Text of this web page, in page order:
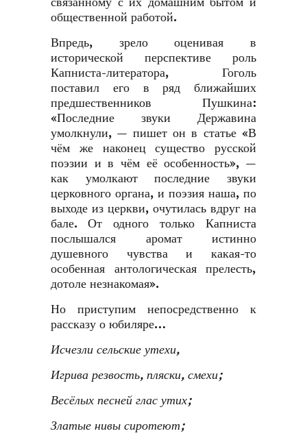
общественной работой.
Впредь, зрело оценивая в
исторической перспективе роль
Капниста-литератора, Гоголь
поставил его в ряд ближайших
предшественников Пушкина:
«Последние звуки Державина
умолкнули, — пишет он в статье «В
чём же наконец существо русской
поэзии и в чём её особенность», —
как умолкают последние звуки
церковного органа, и поэзия наша, по
выходе из церкви, очутилась вдруг на
бале. От одного только Капниста
послышался аромат истинно
душевного чувства и какая-то
особенная антологическая прелесть,
дотоле незнакомая».
Но приступим непосредственно к
рассказу о юбиляре…
Исчезли сельские утехи,
Игрива резвость, пляски, смехи;
Весёлых песней глас утих;
Златые нивы сиротеют;